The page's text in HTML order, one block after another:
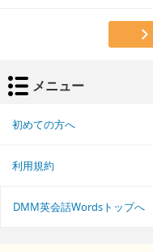
メニュー
初めての方へ
利用規約
DMM英会話Wordsトップへ